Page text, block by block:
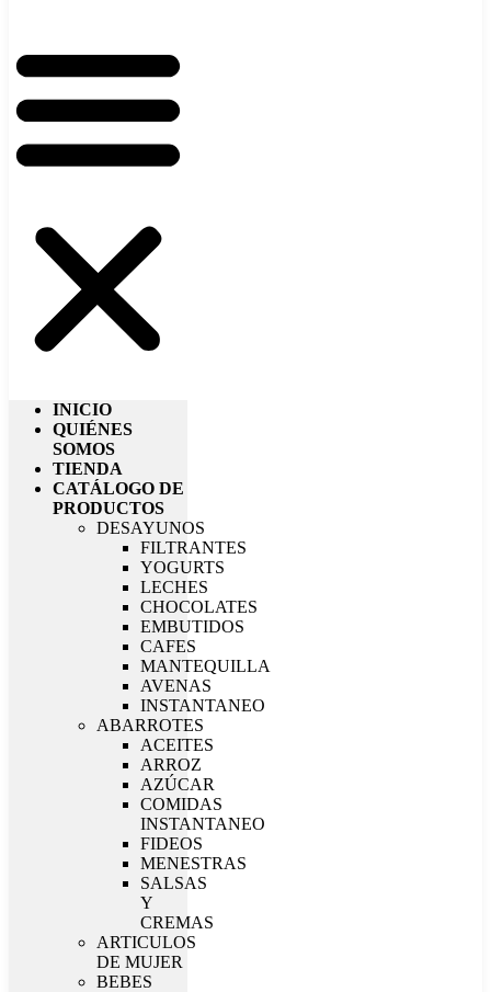
INICIO
QUIÉNES
SOMOS
TIENDA
CATÁLOGO DE
PRODUCTOS
DESAYUNOS
FILTRANTES
YOGURTS
LECHES
CHOCOLATES
EMBUTIDOS
CAFES
MANTEQUILLA
AVENAS
INSTANTANEO
ABARROTES
ACEITES
ARROZ
AZÚCAR
COMIDAS
INSTANTANEO
FIDEOS
MENESTRAS
SALSAS
Y
CREMAS
ARTICULOS
DE MUJER
BEBES